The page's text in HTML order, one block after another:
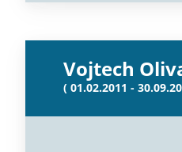
Vojtech
( 01.02.2011 -